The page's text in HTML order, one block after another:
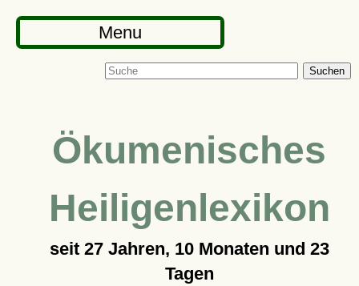
Menu
Suchen
Ökumenisches
Heiligenlexikon
seit 27 Jahren, 10 Monaten und 23
Tagen